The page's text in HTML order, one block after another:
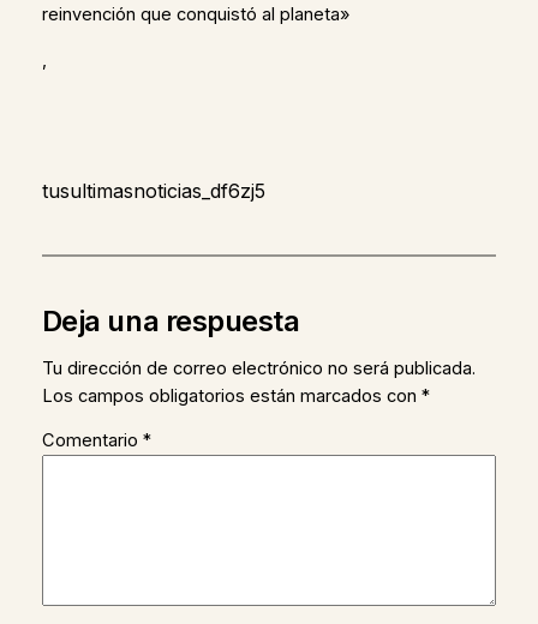
reinvención que conquistó al planeta»
,
tusultimasnoticias_df6zj5
Deja una respuesta
Tu dirección de correo electrónico no será publicada.
Los campos obligatorios están marcados con *
Comentario *